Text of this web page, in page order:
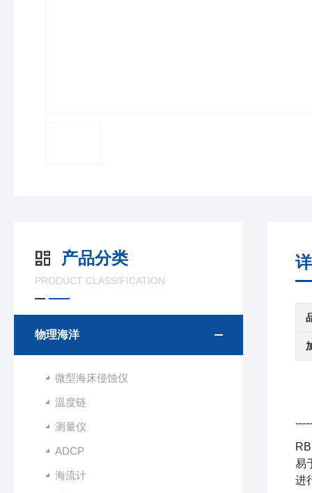
产品分类
PRODUCT CLASSIFICATION
物理海洋
微型海床侵蚀仪
温度链
测量仪
ADCP
海流计
易
进